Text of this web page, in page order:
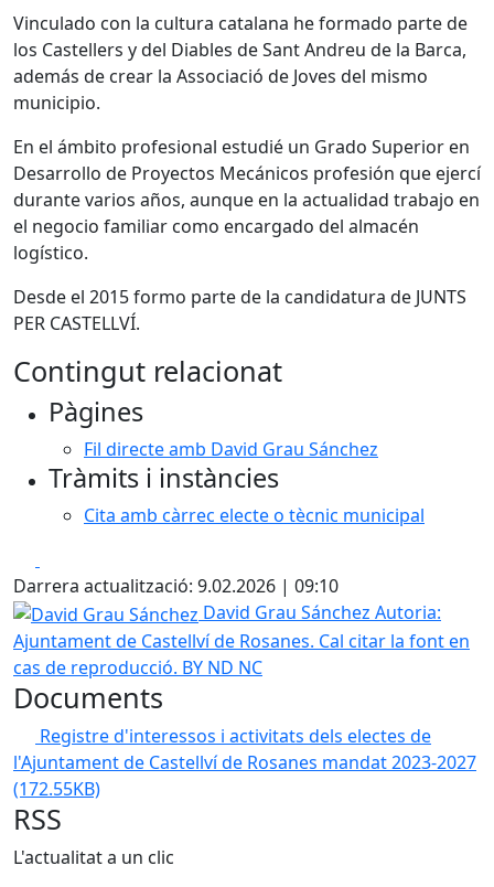
Vinculado con la cultura catalana he formado parte de
los Castellers y del Diables de Sant Andreu de la Barca,
además de crear la Associació de Joves del mismo
municipio.
En el ámbito profesional estudié un Grado Superior en
Desarrollo de Proyectos Mecánicos profesión que ejercí
durante varios años, aunque en la actualidad trabajo en
el negocio familiar como encargado del almacén
logístico.
Desde el 2015 formo parte de la candidatura de JUNTS
PER CASTELLVÍ.
Contingut relacionat
Pàgines
Fil directe amb David Grau Sánchez
Tràmits i instàncies
Cita amb càrrec electe o tècnic municipal
Darrera actualització: 9.02.2026 | 09:10
David Grau Sánchez
David Grau Sánchez Autoria:
Ajuntament de Castellví de Rosanes. Cal citar la font en
cas de reproducció. BY ND NC
Documents
Registre d'interessos i activitats dels electes de
l'Ajuntament de Castellví de Rosanes mandat 2023-2027
(172.55KB)
RSS
L'actualitat a un clic